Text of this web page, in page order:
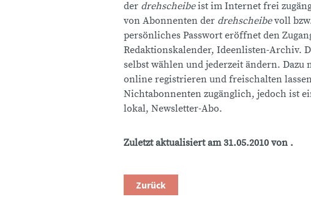
der drehscheibeist im Internet frei
von Abonnenten der drehscheibevoll
persönliches Passwort eröffnet den
Redaktionskalender, Ideenlisten-Archiv.
selbst wählen und jederzeit ändern.
online registrieren und freischalten
Nichtabonnenten zugänglich, jedoch ist
lokal, Newsletter-Abo.
Zuletzt aktualisiert am 31.05.2010 von .
Zurück